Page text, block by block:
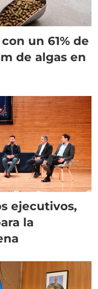
un 61% de
de algas en
ejecutivos,
la